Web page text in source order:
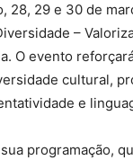
28, 29 e 30 de
–
O evento
cultural,
e
programação,